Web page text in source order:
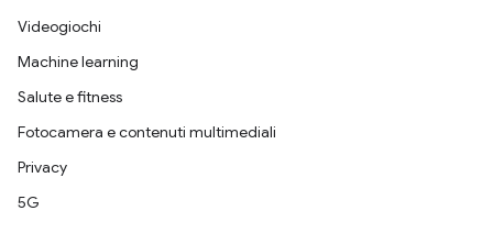
Videogiochi
Machine learning
Salute e fitness
Fotocamera e contenuti multimediali
Privacy
5G